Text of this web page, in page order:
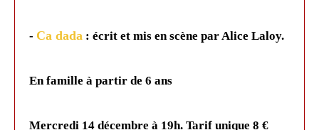
- Ca dada : écrit et mis en scène par Alice Laloy.
En famille à partir de 6 ans
Mercredi 14 décembre à 19h. Tarif unique 8 €